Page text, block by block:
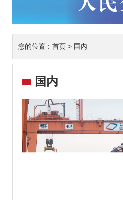
您的位置： 首页 > 国内
国内